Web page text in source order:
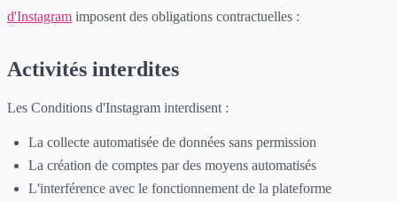
d'Instagram imposent des obligations contractuelles :
Activités interdites
Les Conditions d'Instagram interdisent :
La collecte automatisée de données sans permission
La création de comptes par des moyens automatisés
L'interférence avec le fonctionnement de la plateforme